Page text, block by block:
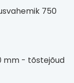
750
mm - tõstejõud